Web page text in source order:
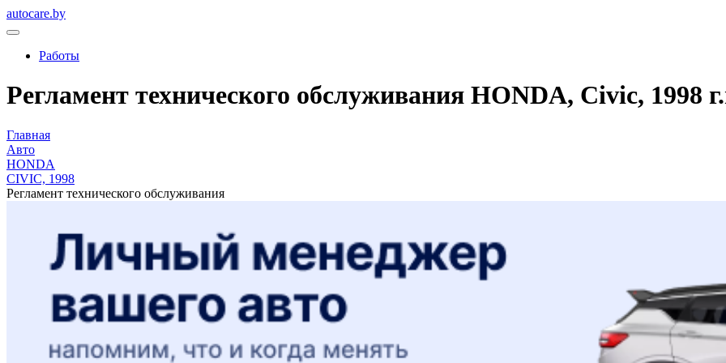
autocare.by
Работы
Регламент технического обслуживания HONDA, Civic, 1998
Главная
Авто
HONDA
CIVIC, 1998
Регламент технического обслуживания